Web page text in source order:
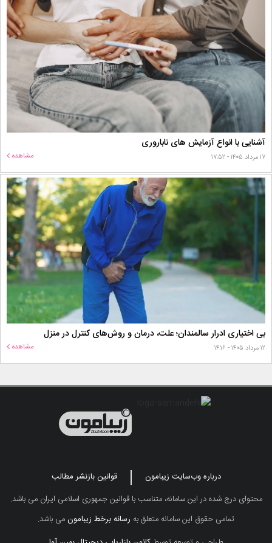
آشنایی با انواع آزمایش های ناباروری
۱۷ مرداد ۱۴۰۵ - ۱۷:۵۲ مشاهده
بی اختیاری ادرار سالمندان؛ علت، درمان و روش‌های کنترل در منزل
۱۲ مرداد ۱۴۰۵ - ۱۴:۱۶ مشاهده
درباره وب‌سایت زیبامون
قوانین بازنشر مطالب
محتوای درج شده در این سامانه، متناسب با قوانین جمهوری اسلامی ایران می باشد.
تمامی حقوق این سامانه متعلق به رسانه برخط زیبامونمی باشد.